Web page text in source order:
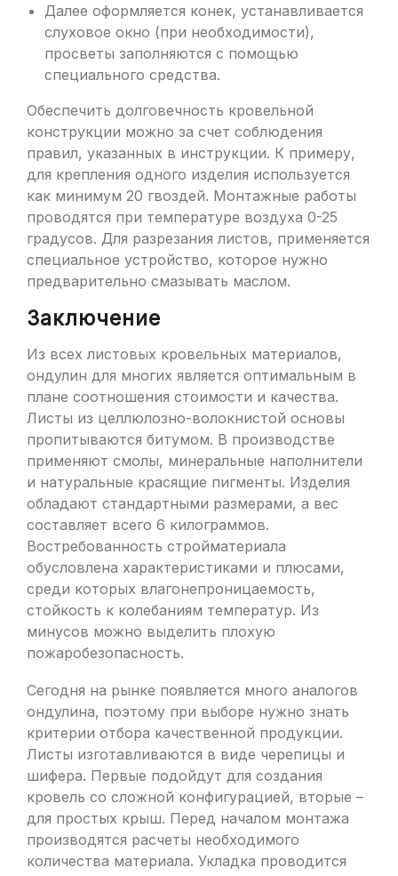
Далее оформляется конек, устанавливается
слуховое окно (при необходимости),
просветы заполняются с помощью
специального средства.
Обеспечить долговечность кровельной
конструкции можно за счет соблюдения
правил, указанных в инструкции. К примеру,
для крепления одного изделия используется
как минимум 20 гвоздей. Монтажные работы
проводятся при температуре воздуха 0-25
градусов. Для разрезания листов, применяется
специальное устройство, которое нужно
предварительно смазывать маслом.
Заключение
Из всех листовых кровельных материалов,
ондулин для многих является оптимальным в
плане соотношения стоимости и качества.
Листы из целлюлозно-волокнистой основы
пропитываются битумом. В производстве
применяют смолы, минеральные наполнители
и натуральные красящие пигменты. Изделия
обладают стандартными размерами, а вес
составляет всего 6 килограммов.
Востребованность стройматериала
обусловлена характеристиками и плюсами,
среди которых влагонепроницаемость,
стойкость к колебаниям температур. Из
минусов можно выделить плохую
пожаробезопасность.
Сегодня на рынке появляется много аналогов
ондулина, поэтому при выборе нужно знать
критерии отбора качественной продукции.
Листы изготавливаются в виде черепицы и
шифера. Первые подойдут для создания
кровель со сложной конфигурацией, вторые –
для простых крыш. Перед началом монтажа
производятся расчеты необходимого
количества материала. Укладка проводится